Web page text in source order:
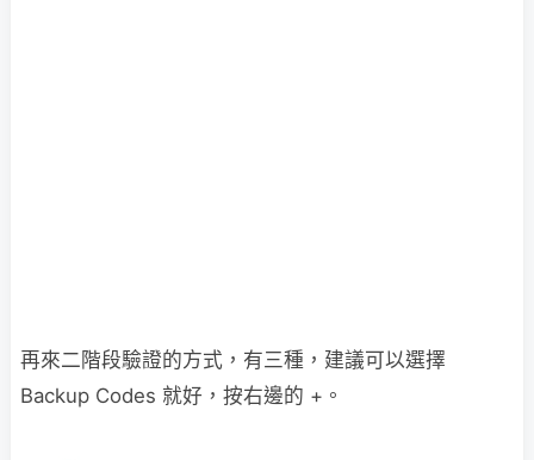
再來二階段驗證的方式，有三種，建議可以選擇
Backup Codes 就好，按右邊的 +。